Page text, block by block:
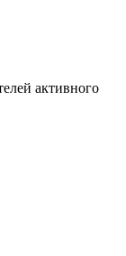
активного